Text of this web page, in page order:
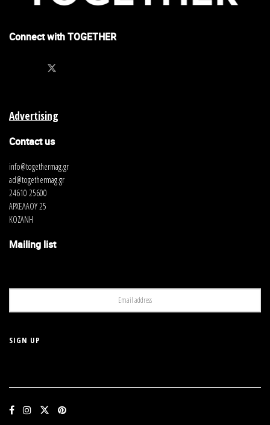
Connect with TOGETHER
Advertising
Contact us
info@togethermag.gr
ad@togethermag.gr
24610 25600
ΑΡΧΕΛΑΟΥ 25
ΚΟΖΑΝΗ
Mailing list